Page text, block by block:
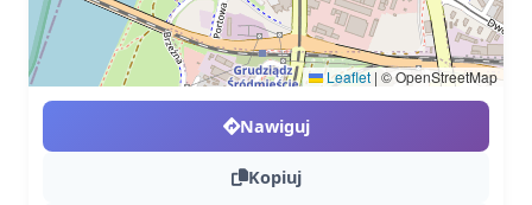
Leaflet | © OpenStreetMap
Nawiguj
Kopiuj